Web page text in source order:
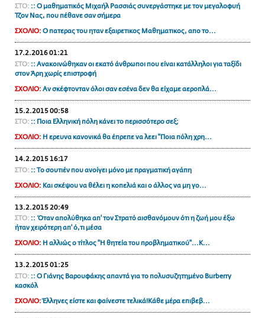
ΜΙΚΡΟΠΡΑΓΜΑΤΑ
THE GOOD LIFO
LIFOLAND
CITY GUIDE
ΑΜΠΑ
PRINT
ΣΤΟ: :: Ο μαθηματικός Μιχαήλ Ρασσιάς συνεργάστηκε με τον μεγαλοφυή
Τζον Νας, που πέθανε σαν σήμερα
ΣΧΟΛΙΟ: Ο πατερας του ηταν εξαιρετικος Μαθηματικος, απο το...
17.2.2016 01:21
ΣΤΟ: :: Ανακοινώθηκαν οι εκατό άνθρωποι που είναι κατάλληλοι για ταξίδι
στον Άρη χωρίς επιστροφή
ΣΧΟΛΙΟ: Αν σκέφτονταν όλοι σαν εσένα δεν θα είχαμε αεροπλά...
15.2.2015 00:58
ΣΤΟ: :: Ποια Eλληνική πόλη κάνει το περισσότερο σεξ;
ΣΧΟΛΙΟ: Η ερευνα κανονικά θα έπρεπε να λεει "Ποια πόλη χρη...
14.2.2015 16:17
ΣΤΟ: :: Το σουτιέν που ανοίγει μόνο με πραγματική αγάπη
ΣΧΟΛΙΟ: Και σκέψου να θέλει η κοπελιά και ο άλλος να μη γο...
13.2.2015 20:49
ΣΤΟ: :: Όταν απολύθηκα απ' τον Στρατό αισθανόμουν ότι η ζωή μου έξω
ήταν χειρότερη απ' ό,τι μέσα
ΣΧΟΛΙΟ: Η αλλιώς ο τίτλος "Η θητεία του προβληματικού"...Κ...
13.2.2015 01:25
ΣΤΟ: :: Ο Γιάνης Βαρουφάκης απαντά για το πολυσυζητημένο Burberry
κασκόλ
ΣΧΟΛΙΟ: Έλληνες είστε και φαίνεστε τελικά!Κάθε μέρα επιβεβ...